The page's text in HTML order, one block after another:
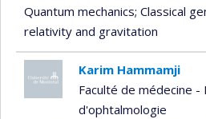
Quantum mechanics; Classical
relativity and gravitation
Karim Hammamji
Faculté de médecine
d'ophtalmologie